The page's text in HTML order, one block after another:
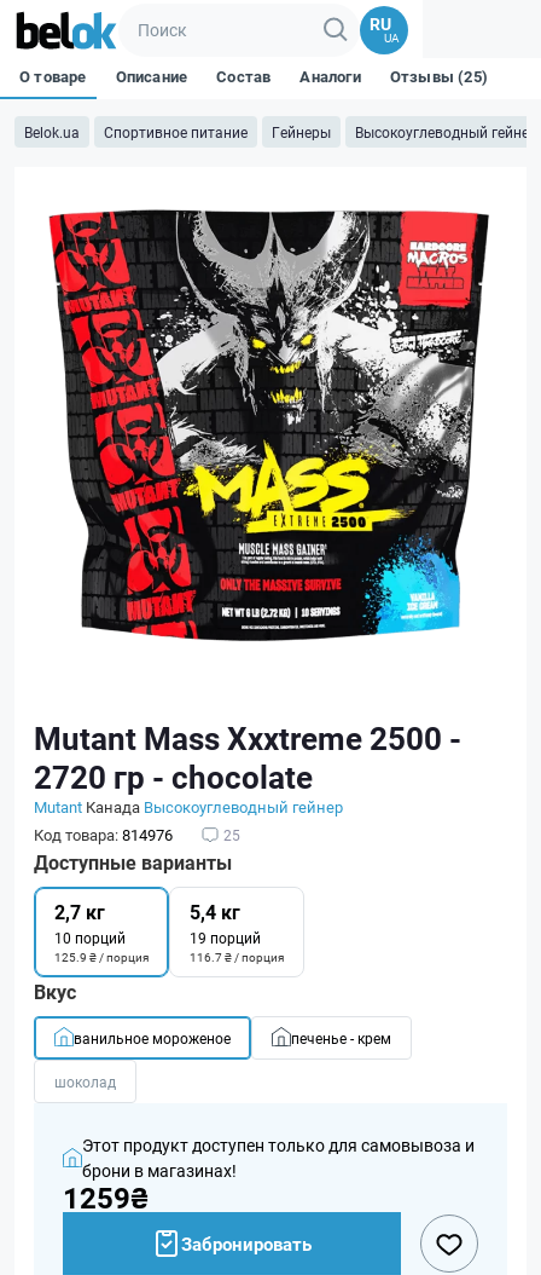
RU
UA
Belok.ua Спортивное питание Гейнеры Высокоуглеводный гейнер
О товаре Описание Состав Аналоги Отзывы (25)
Mutant Mass Xxxtreme 2500 -
2720 гр - сhocolate
Mutant Канада Высокоуглеводный гейнер
Код товара:814976 25
Доступные варианты
2,7 кг
10 порций
125.9 ₴ / порция
5,4 кг
19 порций
116.7 ₴ / порция
Вкус
ванильное мороженое печенье - крем
шоколад
Этот продукт доступен только для самовывоза и
брони в магазинах!
1259₴
Забронировать